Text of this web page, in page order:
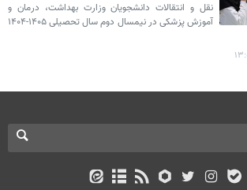
نقل و انتقالات دانشجویان وزارت بهداشت، درمان و
آموزش پزشکی در نیمسال دوم سال تحصیلی ۱۴۰۵-۱۴۰۴